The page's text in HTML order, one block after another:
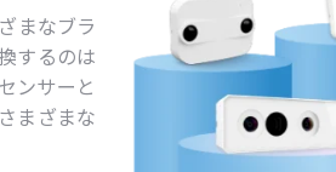
まなブラ
するのは
ンサーと
まざまな